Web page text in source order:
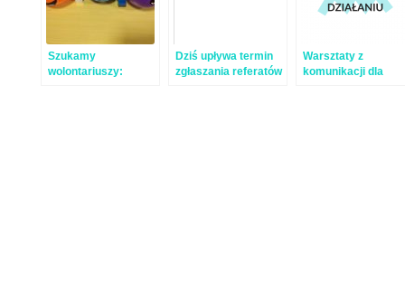
Szukamy
wolontariuszy:
Dziś upływa termin
zgłaszania referatów
Warsztaty z
komunikacji dla